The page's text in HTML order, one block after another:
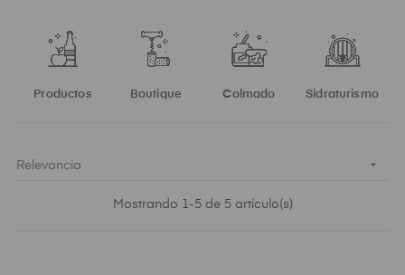
Productos Boutique Colmado Sidraturismo
Relevancia 
Mostrando 1-5 de 5 artículo(s)